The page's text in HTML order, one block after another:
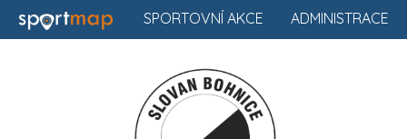
ADMINISTRACE
SPORTOVNÍ AKCE